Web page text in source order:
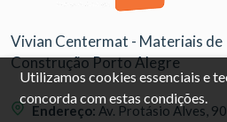
Vivian Centermat - Materiais de
Construção Porto Alegre
Endereço: Av. Protásio Alves,
Utilizamos cookies essenciais e
concorda com estas condições.